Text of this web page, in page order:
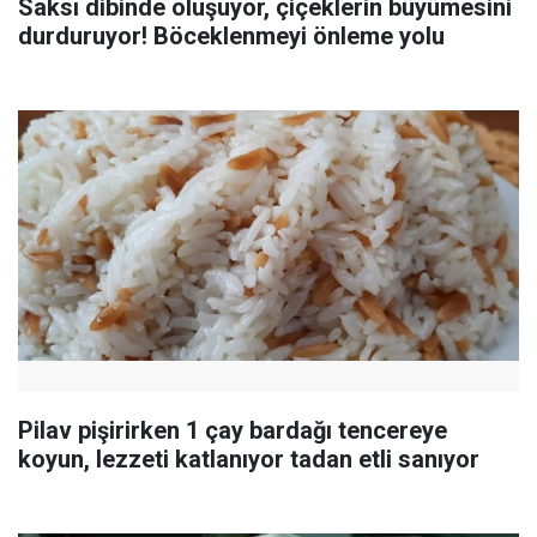
Saksı dibinde oluşuyor, çiçeklerin büyümesini
durduruyor! Böceklenmeyi önleme yolu
Pilav pişirirken 1 çay bardağı tencereye
koyun, lezzeti katlanıyor tadan etli sanıyor